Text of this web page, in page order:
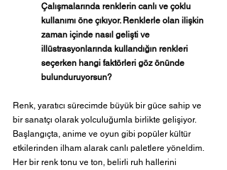
Çalışmalarında renklerin canlı ve çoklu
kullanımı öne çıkıyor. Renklerle olan ilişkin
zaman içinde nasıl gelişti ve
illüstrasyonlarında kullandığın renkleri
seçerken hangi faktörleri göz önünde
bulunduruyorsun?
Renk, yaratıcı sürecimde büyük bir güce sahip ve
bir sanatçı olarak yolculuğumla birlikte gelişiyor.
Başlangıçta, anime ve oyun gibi popüler kültür
etkilerinden ilham alarak canlı paletlere yöneldim.
Her bir renk tonu ve ton, belirli ruh hallerini